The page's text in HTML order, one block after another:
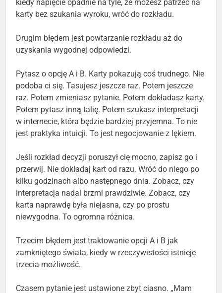
kiedy napięcie opadnie na tyle, że możesz patrzeć na
karty bez szukania wyroku, wróć do rozkładu.
Drugim błędem jest powtarzanie rozkładu aż do
uzyskania wygodnej odpowiedzi.
Pytasz o opcję A i B. Karty pokazują coś trudnego. Nie
podoba ci się. Tasujesz jeszcze raz. Potem jeszcze
raz. Potem zmieniasz pytanie. Potem dokładasz karty.
Potem pytasz inną talię. Potem szukasz interpretacji
w internecie, która będzie bardziej przyjemna. To nie
jest praktyka intuicji. To jest negocjowanie z lękiem.
Jeśli rozkład decyzji poruszył cię mocno, zapisz go i
przerwij. Nie dokładaj kart od razu. Wróć do niego po
kilku godzinach albo następnego dnia. Zobacz, czy
interpretacja nadal brzmi prawdziwie. Zobacz, czy
karta naprawdę była niejasna, czy po prostu
niewygodna. To ogromna różnica.
Trzecim błędem jest traktowanie opcji A i B jak
zamkniętego świata, kiedy w rzeczywistości istnieje
trzecia możliwość.
Czasem pytanie jest ustawione zbyt ciasno. „Mam